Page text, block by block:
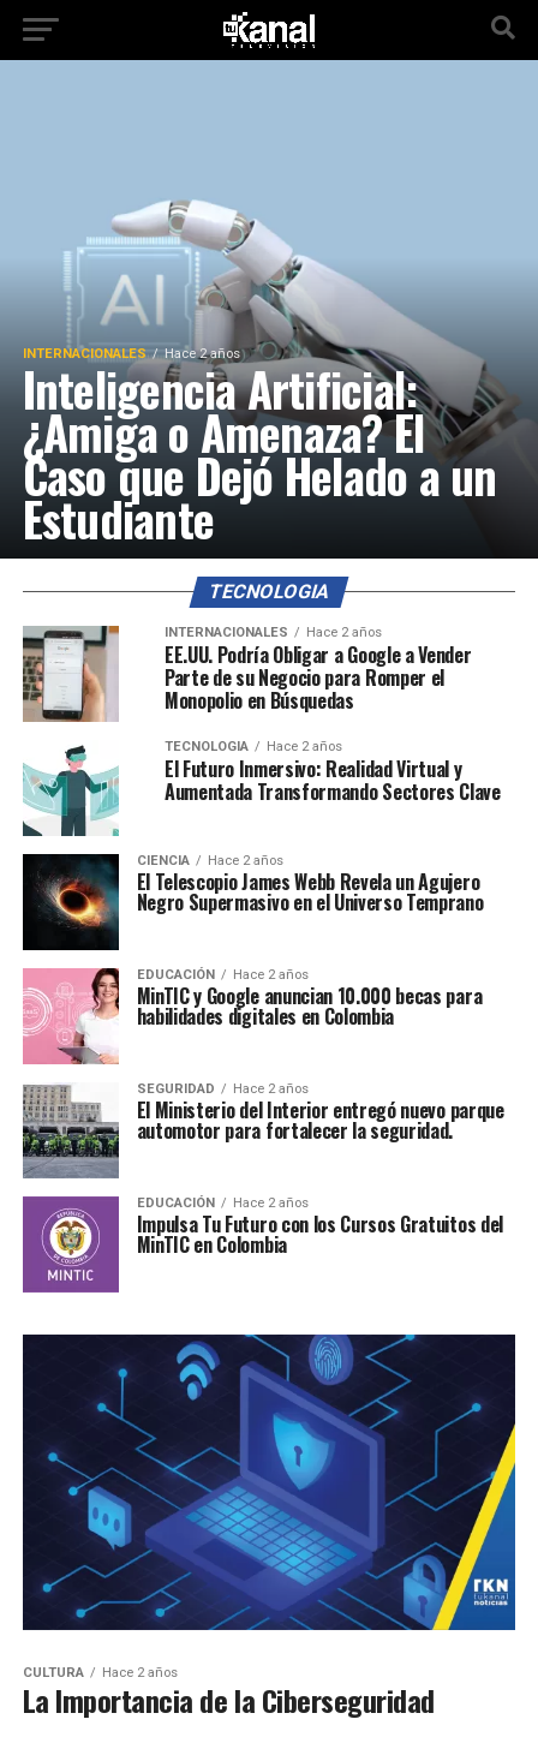
INTERNACIONALES Hace 2 años
Inteligencia Artificial:
¿Amiga o Amenaza? El
Caso que Dejó Helado a un
Estudiante
TECNOLOGIA
INTERNACIONALES Hace 2 años
EE.UU. Podría Obligar a Google a Vender
Parte de su Negocio para Romper el
Monopolio en Búsquedas
TECNOLOGIA Hace 2 años
El Futuro Inmersivo: Realidad Virtual y
Aumentada Transformando Sectores Clave
CIENCIA Hace 2 años
El Telescopio James Webb Revela un Agujero
Negro Supermasivo en el Universo Temprano
EDUCACIÓN Hace 2 años
MinTIC y Google anuncian 10.000 becas para
habilidades digitales en Colombia
SEGURIDAD Hace 2 años
El Ministerio del Interior entregó nuevo parque
automotor para fortalecer la seguridad.
EDUCACIÓN Hace 2 años
Impulsa Tu Futuro con los Cursos Gratuitos del
MinTIC en Colombia
CULTURA Hace 2 años
La Importancia de la Ciberseguridad